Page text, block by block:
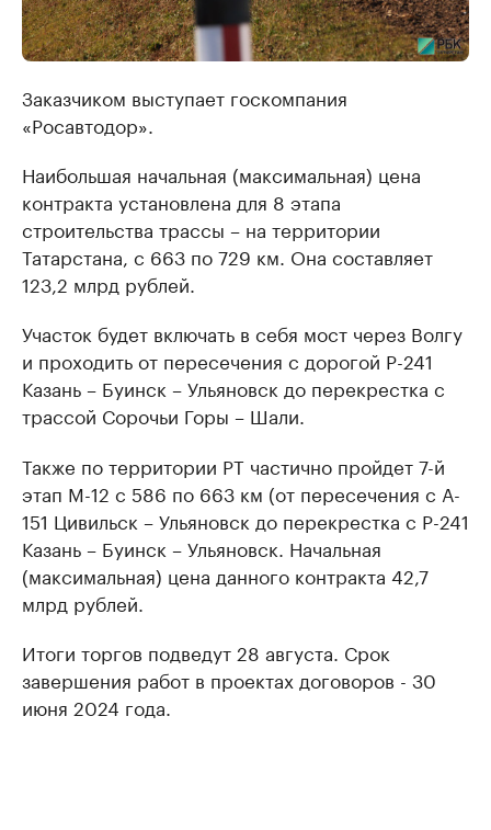
Заказчиком выступает госкомпания
«Росавтодор».
Наибольшая начальная (максимальная) цена
контракта установлена для 8 этапа
строительства трассы – на территории
Татарстана, с 663 по 729 км. Она составляет
123,2 млрд рублей.
Участок будет включать в себя мост через Волгу
и проходить от пересечения с дорогой Р-241
Казань – Буинск – Ульяновск до перекрестка с
трассой Сорочьи Горы – Шали.
Также по территории РТ частично пройдет 7-й
этап М-12 с 586 по 663 км (от пересечения с A-
151 Цивильск – Ульяновск до перекрестка с Р-241
Казань – Буинск – Ульяновск. Начальная
(максимальная) цена данного контракта 42,7
млрд рублей.
Итоги торгов подведут 28 августа. Срок
завершения работ в проектах договоров - 30
июня 2024 года.